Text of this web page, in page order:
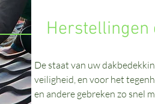
Herstellingen
De staat van uw
veiligheid, en voor het
en andere gebreken zo snel